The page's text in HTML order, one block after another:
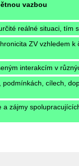
vazbou
reálné situaci, tím
ZV vzhledem
interakcím v
cílech,
zájmy